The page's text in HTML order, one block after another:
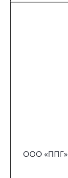
ООО «ППГ»